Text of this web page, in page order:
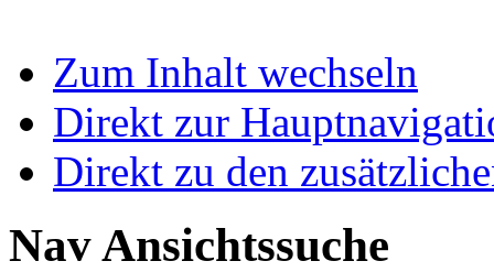
Zum Inhalt wechseln
Direkt zur
Direkt zu den
Nav Ansichtssuche